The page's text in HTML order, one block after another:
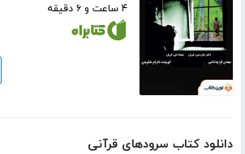
۴ ساعت و ۶ دقیقه
دانلود کتاب سرودهای قرآنی